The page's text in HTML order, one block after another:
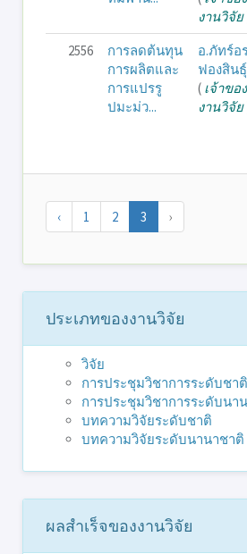
งานวิจัย
2556
การลดต้นทุน
การผลิตและ
การแปรรู
ปมะม่ว...
อ.ภัทร์อ
ฟองสินธุ์
( เจ้าของ
งานวิจัย
‹ 1 2 3 ›
ประเภทของงานวิจัย
วิจัย
การประชุมวิชาการระดับชาติ
การประชุมวิชาการระดับนา
บทความวิจัยระดับชาติ
บทความวิจัยระดับนานาชาติ
ผลสำเร็จของงานวิจัย